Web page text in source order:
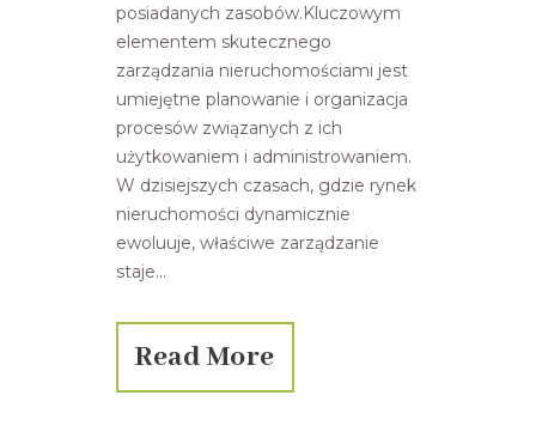
posiadanych zasobów.Kluczowym
elementem skutecznego
zarządzania nieruchomościami jest
umiejętne planowanie i organizacja
procesów związanych z ich
użytkowaniem i administrowaniem.
W dzisiejszych czasach, gdzie rynek
nieruchomości dynamicznie
ewoluuje, właściwe zarządzanie
staje...
Read More